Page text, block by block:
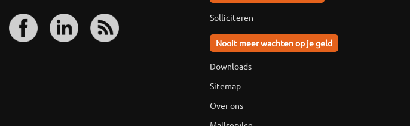
Solliciteren
Nooit meer wachten op je geld
Downloads
Sitemap
Over ons